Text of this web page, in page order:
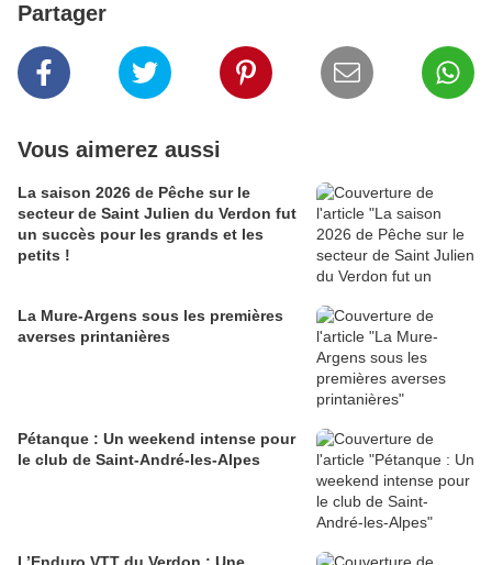
Partager
Vous aimerez aussi
La saison 2026 de Pêche sur le
secteur de Saint Julien du Verdon fut
un succès pour les grands et les
petits !
La Mure-Argens sous les premières
averses printanières
Pétanque : Un weekend intense pour
le club de Saint-André-les-Alpes